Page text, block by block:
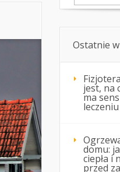
Ostatnie
jest, na
ma
domu:
ciepła i
przed